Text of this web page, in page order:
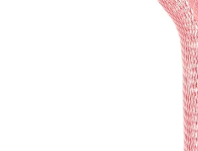
Image zoomed out, normal view